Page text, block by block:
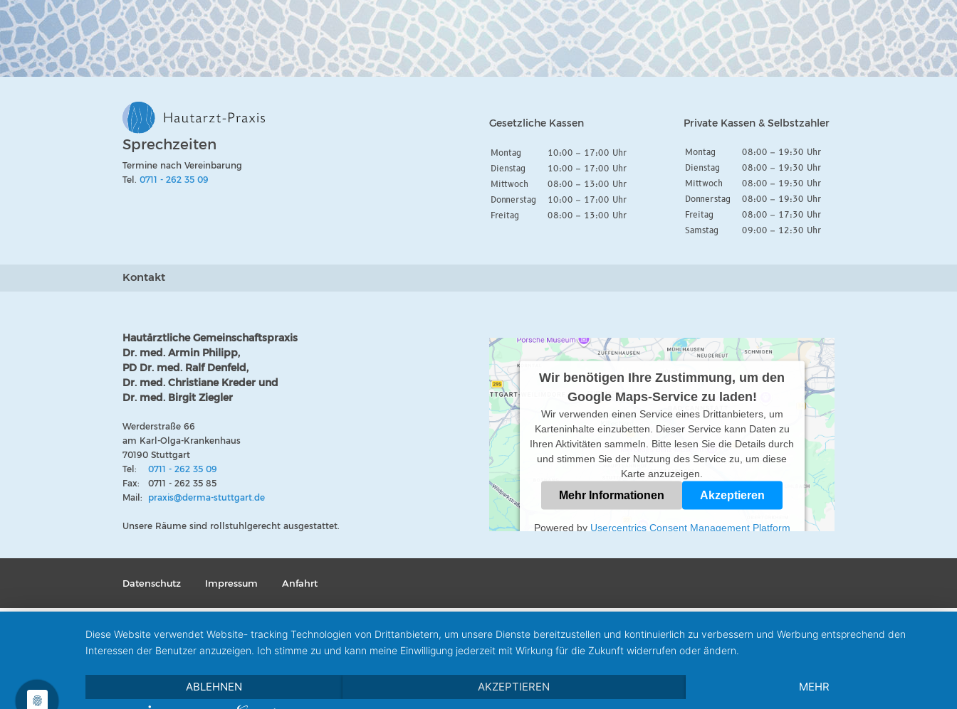
Sprechzeiten
Termine nach Vereinbarung
Tel. 0711 - 262 35 09
Gesetzliche Kassen
Montag
10:00 – 17:00 Uhr
Dienstag
10:00 – 17:00 Uhr
Mittwoch
08:00 – 13:00 Uhr
Donnerstag
10:00 – 17:00 Uhr
Freitag
08:00 – 13:00 Uhr
Private Kassen & Selbstzahler
Montag
08:00 – 19:30 Uhr
Dienstag
08:00 – 19:30 Uhr
Mittwoch
08:00 – 19:30 Uhr
Donnerstag
08:00 – 19:30 Uhr
Freitag
08:00 – 17:30 Uhr
Samstag
09:00 – 12:30 Uhr
Kontakt
Hautärztliche Gemeinschaftspraxis
Dr. med. Armin Philipp,
PD Dr. med. Ralf Denfeld,
Dr. med. Christiane Kreder und
Dr. med. Birgit Ziegler
Werderstraße 66
am Karl-Olga-Krankenhaus
70190 Stuttgart
Tel: 0711 - 262 35 09
Fax: 0711 - 262 35 85
Mail: praxis@derma-stuttgart.de
Unsere Räume sind rollstuhlgerecht ausgestattet.
Wir benötigen Ihre Zustimmung, um den
Google Maps-Service zu laden!
Wir verwenden einen Service eines Drittanbieters, um
Karteninhalte einzubetten. Dieser Service kann Daten zu
Ihren Aktivitäten sammeln. Bitte lesen Sie die Details durch
und stimmen Sie der Nutzung des Service zu, um diese
Karte anzuzeigen.
Mehr Informationen Akzeptieren
Powered by Usercentrics Consent Management Platform
Datenschutz Impressum Anfahrt
Diese Website verwendet Website- tracking Technologien von Drittanbietern, um unsere Dienste bereitzustellen und kontinuierlich zu verbessern und Werbung entsprechend den
Interessen der Benutzer anzuzeigen. Ich stimme zu und kann meine Einwilligung jederzeit mit Wirkung für die Zukunft widerrufen oder ändern.
ABLEHNEN AKZEPTIEREN MEHR